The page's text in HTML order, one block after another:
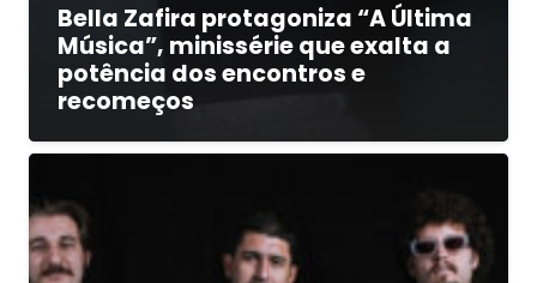
Bella Zafira protagoniza “A Última
Música”, minissérie que exalta a
potência dos encontros e
recomeços